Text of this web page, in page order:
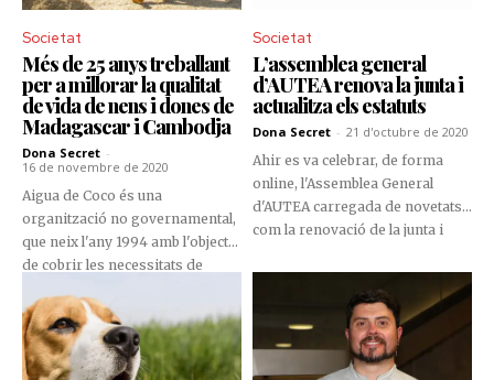
la responsable fa una crida per
sumar voluntaris.
Societat
Més de 25 anys treballant
per a millorar la qualitat
de vida de nens i dones de
Madagascar i Cambodja
Dona Secret -
16 de novembre de 2020
Aigua de Coco és una
organització no governamental,
que neix l'any 1994 amb l'objectiu
de cobrir les necessitats de
de molta precarietat als carrers
de la ciutat de Battambang
(Cambodja). Anys després va
Societat
L’assemblea general
d’AUTEA renova la junta i
actualitza els estatuts
Dona Secret - 21 d'octubre de 2020
Ahir es va celebrar, de forma
online, l'Assemblea General
d'AUTEA carregada de novetats,
com la renovació de la junta i